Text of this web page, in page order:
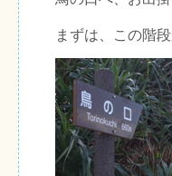
まずは、この階